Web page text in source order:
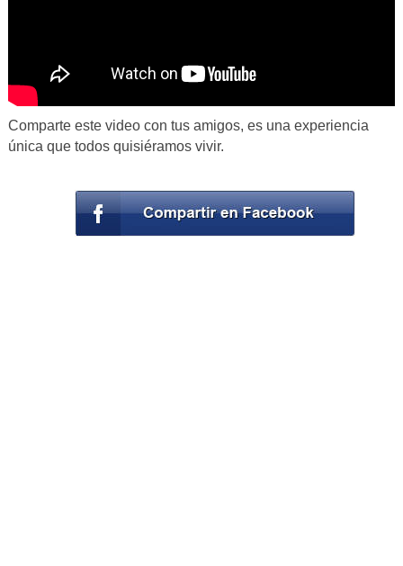
Comparte este video con tus amigos, es una experiencia
única que todos quisiéramos vivir.